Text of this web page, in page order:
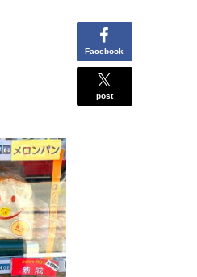
Facebook
post